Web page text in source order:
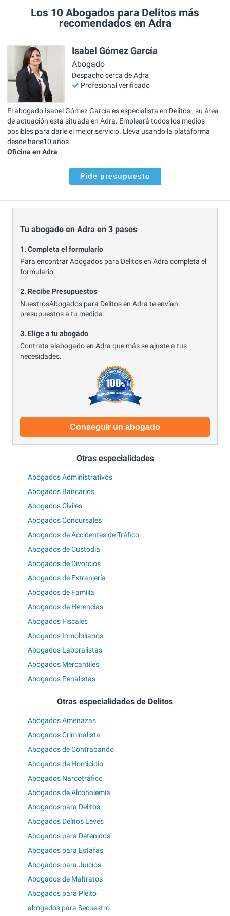
Los 10 Abogados para Delitos más
recomendados en Adra
Isabel Gómez García
Abogado
Despacho cerca de Adra
Profesional verificado
El abogado Isabel Gómez García es especialista en Delitos , su área
de actuación está situada en Adra. Empleará todos los medios
posibles para darle el mejor servicio. Lleva usando la plataforma
desde hace10 años.
Oficina en Adra
Pide presupuesto
Tu abogado en Adra en 3 pasos
1. Completa el formulario
Para encontrar Abogados para Delitos en Adra completa el
formulario.
2. Recibe Presupuestos
NuestrosAbogados para Delitos en Adra te envían
presupuestos a tu medida.
3. Elige a tu abogado
Contrata alabogado en Adra que más se ajuste a tus
necesidades.
Conseguir un abogado
Otras especialidades
Abogados Administrativos
Abogados Bancarios
Abogados Civiles
Abogados Concursales
Abogados de Accidentes de Tráfico
Abogados de Custodia
Abogados de Divorcios
Abogados de Extranjería
Abogados de Familia
Abogados de Herencias
Abogados Fiscales
Abogados Inmobiliarios
Abogados Laboralistas
Abogados Mercantiles
Abogados Penalistas
Otras especialidades de Delitos
Abogados Amenazas
Abogados Criminalista
Abogados de Contrabando
Abogados de Homicidio
Abogados Narcotráfico
Abogados de Alcoholemia
Abogados para Delitos
Abogados Delitos Leves
Abogados para Detenidos
Abogados para Estafas
Abogados para Juicios
Abogados de Maltratos
Abogados para Pleito
abogados para Secuestro